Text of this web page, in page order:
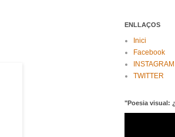
ENLLAÇOS
Inici
Facebook
INSTAGRAM
TWITTER
"Poesia visual: